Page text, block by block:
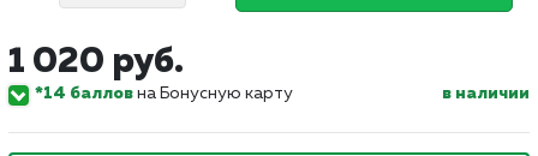
1 020 руб.
*14 баллов на Бонусную карту в наличии